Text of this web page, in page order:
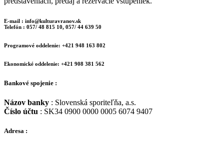
E-mail : info@kulturavranov.sk
Telefón : 057/ 48 815 10, 057/ 44 639 50
Programové oddelenie: +421 948 163 802
Ekonomické oddelenie: +421 908 381 562
Bankové spojenie :
Názov banky : Slovenská sporiteľňa, a.s.
Číslo účtu : SK34 0900 0000 0005 6074 9407
Adresa :